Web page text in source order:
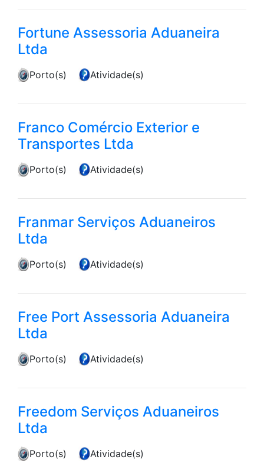
Fortune Assessoria Aduaneira
Ltda
Porto(s) Atividade(s)
Franco Comércio Exterior e
Transportes Ltda
Porto(s) Atividade(s)
Franmar Serviços Aduaneiros
Ltda
Porto(s) Atividade(s)
Free Port Assessoria Aduaneira
Ltda
Porto(s) Atividade(s)
Freedom Serviços Aduaneiros
Ltda
Porto(s) Atividade(s)